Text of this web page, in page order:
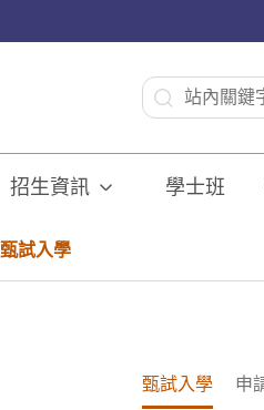
招生資訊 學士班⠀⠀
甄試入學
甄試入學 申